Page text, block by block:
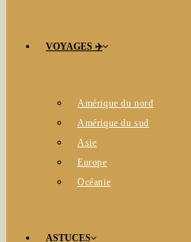
VOYAGES ✈️
Amérique du nord
Amérique du sud
Asie
Europe
Océanie
ASTUCES